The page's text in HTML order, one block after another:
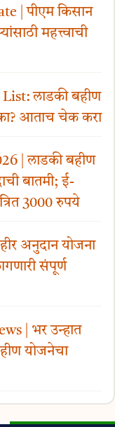
| पीएम किसान
महत्त्वाची
लाडकी बहीण
आताच चेक करा
| लाडकी बहीण
बातमी; ई-
3000 रुपये
अनुदान योजना
संपूर्ण
| भर उन्हात
योजनेचा